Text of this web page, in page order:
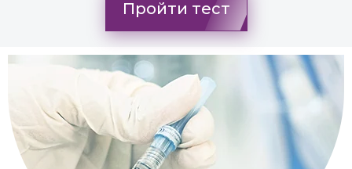
Пройти тест